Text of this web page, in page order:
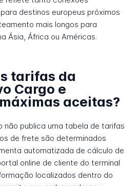
destinos europeus próximos
mais longos para
Ásia, África ou Américas.
tarifas da
Cargo e
aceitas?
não publica uma tabela de tarifas
de frete são determinados
automatizada de cálculo de
online de cliente do terminal
localizados dentro do